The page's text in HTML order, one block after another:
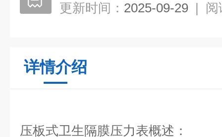
更新时间： 2025-09-29 | 阅
详情介绍
压板式卫生隔膜压力表概述：